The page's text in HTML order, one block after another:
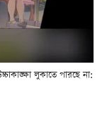
লুকাতে পারছে না: